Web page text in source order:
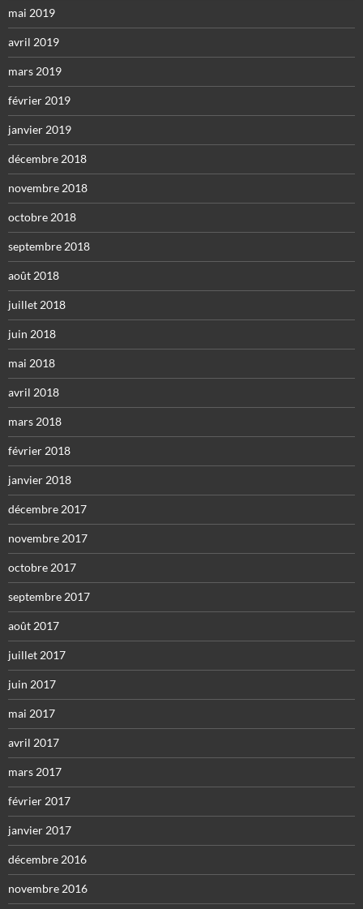
mai 2019
avril 2019
mars 2019
février 2019
janvier 2019
décembre 2018
novembre 2018
octobre 2018
septembre 2018
août 2018
juillet 2018
juin 2018
mai 2018
avril 2018
mars 2018
février 2018
janvier 2018
décembre 2017
novembre 2017
octobre 2017
septembre 2017
août 2017
juillet 2017
juin 2017
mai 2017
avril 2017
mars 2017
février 2017
janvier 2017
décembre 2016
novembre 2016